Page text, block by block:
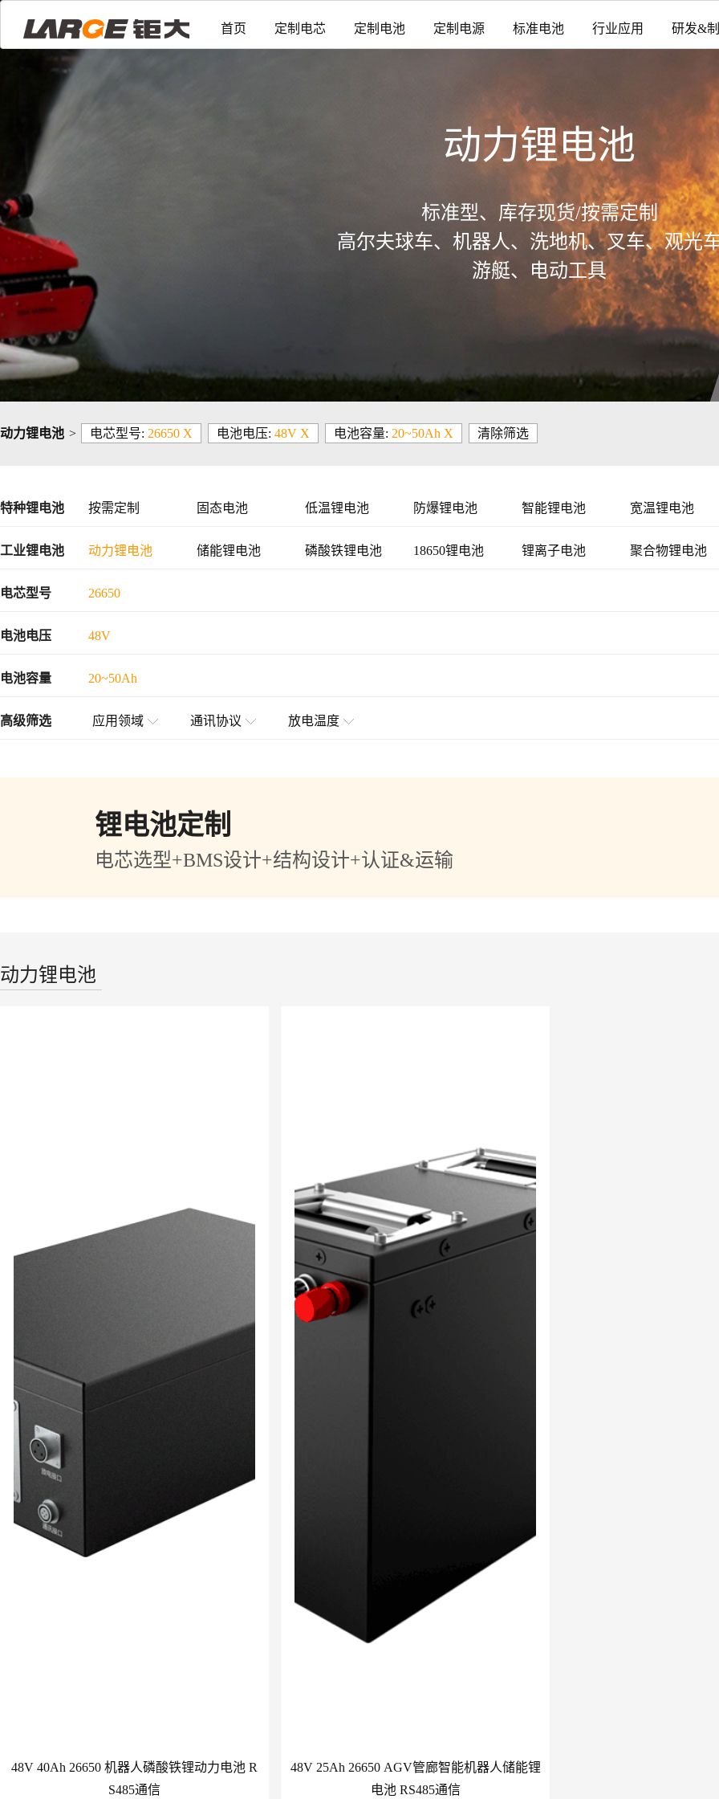
首页 定制电芯 定制电池 定制电源 标准电池 行业应用 研发&
动力锂电池
标准型、库存现货/按需定制
高尔夫球车、机器人、洗地机、叉车、观光
游艇、电动工具
动力锂电池 > 电芯型号: 26650 X 电池电压: 48V X 电池容量: 20~50Ah X 清除筛选
特种锂电池 按需定制 固态电池 低温锂电池 防爆锂电池 智能锂电池 宽温锂电池
工业锂电池 动力锂电池 储能锂电池 磷酸铁锂电池 18650锂电池 锂离子电池 聚合物锂电池
48V锂电池
电芯型号 26650
电池电压 48V
电池容量 20~50Ah
高级筛选 应用领域 通讯协议 放电温度
锂电池定制
电芯选型+BMS设计+结构设计+认证&运输
动力锂电池
48V 40Ah 26650 机器人磷酸铁锂动力电池 R
S485通信
48V 25Ah 26650 AGV管廊智能机器人储能锂
电池 RS485通信